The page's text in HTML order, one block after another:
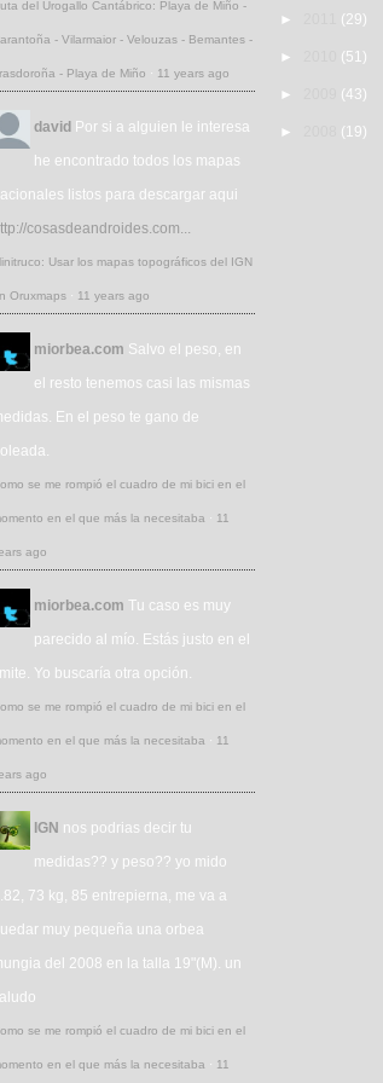
del Urogallo Cantábrico: Playa de Miño -
- Vilarmaior - Velouzas - Bemantes -
- Playa de Miño · 11 years ago
david Por si a alguien le interesa
he encontrado todos los mapas
listos para descargar aqui
cosasdeandroides.com...
Usar los mapas topográficos del IGN
Oruxmaps · 11 years ago
miorbea.com Salvo el peso, en
el resto tenemos casi las mismas
En el peso te gano de
se me rompió el cuadro de mi bici en el
en el que más la necesitaba · 11
ago
miorbea.com Tu caso es muy
parecido al mío. Estás justo en el
Yo buscaría otra opción.
se me rompió el cuadro de mi bici en el
en el que más la necesitaba · 11
ago
IGN nos podrias decir tu
medidas?? y peso?? yo mido
73 kg, 85 entrepierna, me va a
muy pequeña una orbea
del 2008 en la talla 19"(M). un
se me rompió el cuadro de mi bici en el
en el que más la necesitaba · 11
► (29)
► (51)
► (43)
► (19)